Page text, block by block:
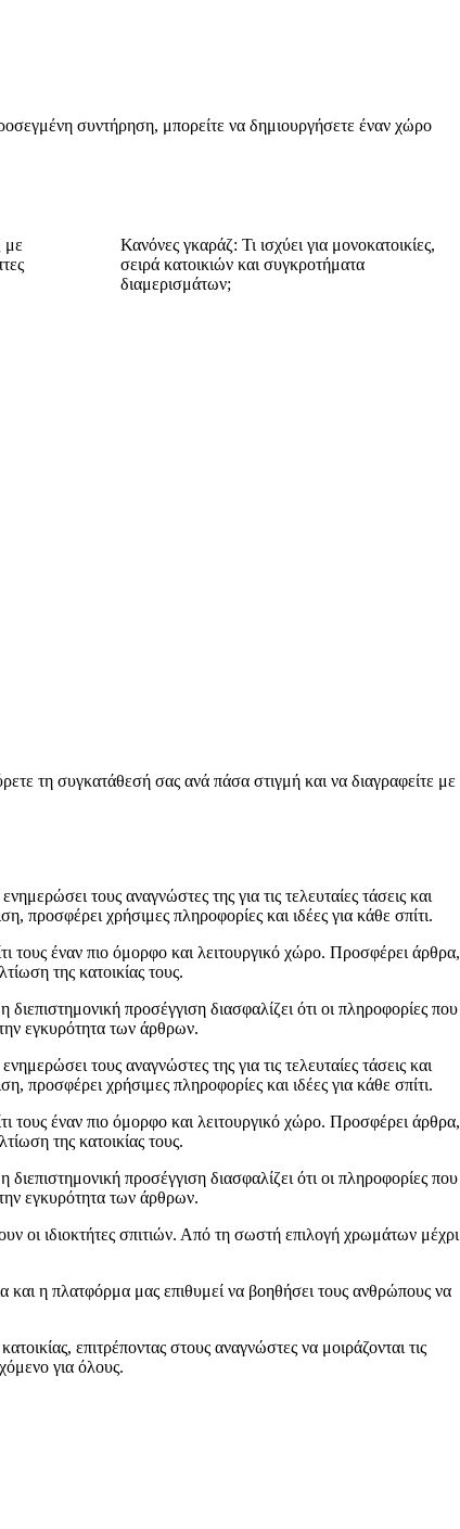
συντήρηση, μπορείτε να δημιουργήσετε έναν χώρο
με
Κανόνες γκαράζ: Τι ισχύει για μονοκατοικίες,
σειρά κατοικιών και συγκροτήματα
διαμερισμάτων;
τη συγκατάθεσή σας ανά πάσα στιγμή και να διαγραφείτε με
τους αναγνώστες της για τις τελευταίες τάσεις και
προσφέρει χρήσιμες πληροφορίες και ιδέες για κάθε σπίτι.
τους έναν πιο όμορφο και λειτουργικό χώρο. Προσφέρει άρθρα,
της κατοικίας τους.
προσέγγιση διασφαλίζει ότι οι πληροφορίες που
την εγκυρότητα των άρθρων.
τους αναγνώστες της για τις τελευταίες τάσεις και
προσφέρει χρήσιμες πληροφορίες και ιδέες για κάθε σπίτι.
τους έναν πιο όμορφο και λειτουργικό χώρο. Προσφέρει άρθρα,
της κατοικίας τους.
προσέγγιση διασφαλίζει ότι οι πληροφορίες που
την εγκυρότητα των άρθρων.
οι ιδιοκτήτες σπιτιών. Από τη σωστή επιλογή χρωμάτων μέχρι
και η πλατφόρμα μας επιθυμεί να βοηθήσει τους ανθρώπους να
επιτρέποντας στους αναγνώστες να μοιράζονται τις
για όλους.